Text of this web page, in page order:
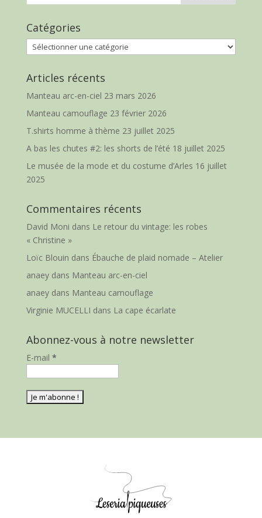
Catégories
Catégories
Articles récents
Manteau arc-en-ciel 23 mars 2026
Manteau camouflage 23 février 2026
T.shirts homme à thème 23 juillet 2025
A bas les chutes #2: les shorts de l’été 18 juillet 2025
Le musée de la mode et du costume d’Arles 16 juillet
2025
Commentaires récents
David Moni dans Le retour du vintage: les robes
« Christine »
Loïc Blouin dans Ébauche de plaid nomade – Atelier
anaeydans Manteau arc-en-ciel
anaeydans Manteau camouflage
Virginie MUCELLI dans La cape écarlate
Abonnez-vous à notre newsletter
E-mail *